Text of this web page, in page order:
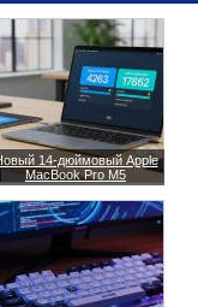
14-дюймовый Apple
MacBook Pro M5